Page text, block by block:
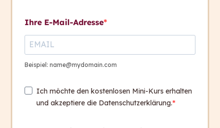
Die Macht der Sprache 1
Quiz
Kontakt
+ 43 316 393 449
Headquarter
Heinrichstraße 145
Ihre E-Mail-Adresse
Beispiel: name@mydomain.com
Ich möchte den kostenlosen Mini-Kurs erhalten
und akzeptiere die Datenschutzerklärung.